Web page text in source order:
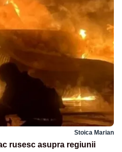
Stoica Marian
rusesc asupra regiunii